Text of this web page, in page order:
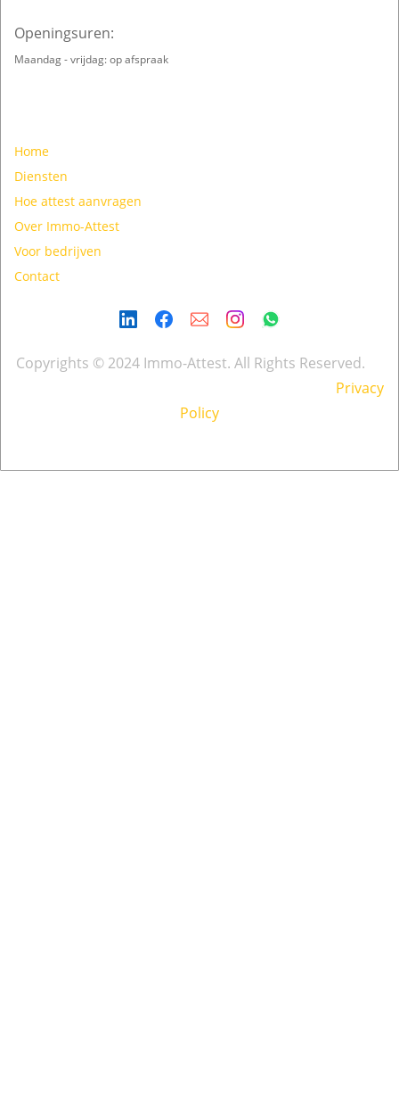
Openingsuren:
Maandag - vrijdag: op afspraak
Home
Diensten
Hoe attest aanvragen
Over Immo-Attest
Voor bedrijven
Contact
Copyrights © 2024 Immo-Attest. All Rights Reserved.
Privacy
Policy